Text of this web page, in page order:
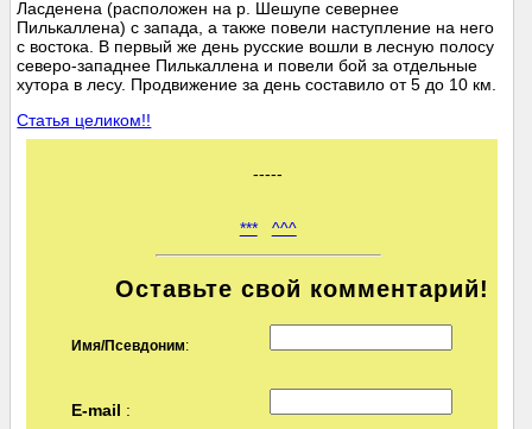
Ласденена (расположен на р. Шешупе севернее
Пилькаллена) с запада, а также повели наступление на него
с востока. В первый же день русские вошли в лесную полосу
северо-западнее Пилькаллена и повели бой за отдельные
хутора в лесу. Продвижение за день составило от 5 до 10 км.
Статья целиком!!
-----
*** ^^^
Оставьте свой комментарий!
Имя/Псевдоним:
E-mail :